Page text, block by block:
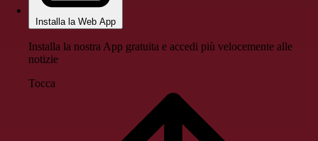
Installa la Web App
Installa la nostra App gratuita e accedi più velocemente alle
notizie
Tocca